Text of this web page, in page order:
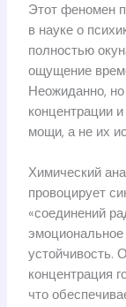
Этот феномен
в науке о
полностью
ощущение
Неожиданно,
концентрации
мощи, а не их
Химический
провоцирует
«соединений
устойчивость.
концентрация
что